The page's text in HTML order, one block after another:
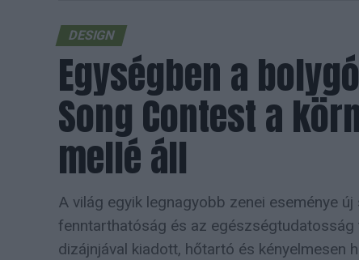
DESIGN
Egységben a
Song Contest a
mellé áll
A világ egyik legnagyobb zenei eseménye
fenntarthatóság és az
dizájnjával kiadott, hőtartó és kényelmesen